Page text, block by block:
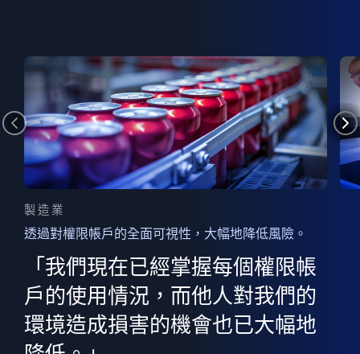
製造業
透過對權限帳戶的全面可視性，大幅地降低風險。
「我們現在已經掌握每個權限帳
戶的使用情況，而他人對我們的
環境造成損害的機會也已大幅地